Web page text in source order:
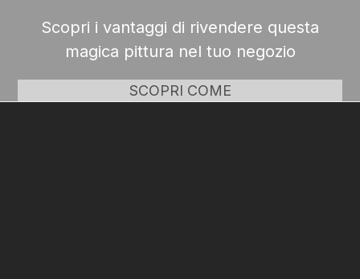
Scopri i vantaggi di rivendere questa
magica pittura nel tuo negozio
SCOPRI COME